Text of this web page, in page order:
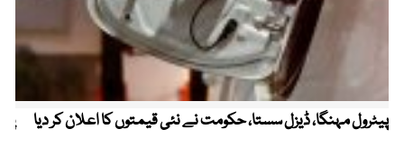
پیٹرول مہنگا، ڈیزل سستا، حکومت نے نئی قیمتوں کا اعلان کر دیا